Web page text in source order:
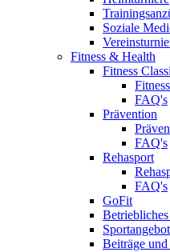
Soziale
Fitness & Health
Fitness
FAQ's
Prävention
FAQ's
Rehasport
FAQ's
GoFit
Beiträge